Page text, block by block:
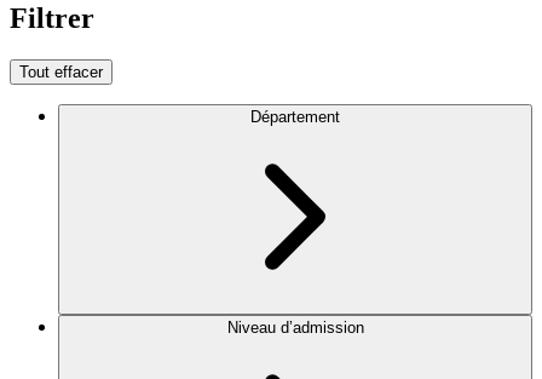
Filtrer
Tout effacer
Département
Niveau d’admission